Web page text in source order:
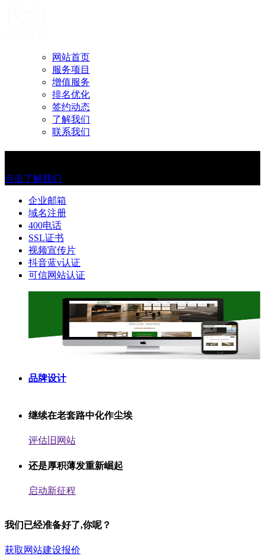
网站首页
服务项目
增值服务
排名优化
签约动态
了解我们
联系我们
点击了解我们
企业邮箱
域名注册
400电话
SSL证书
视频宣传片
抖音蓝v认证
可信网站认证
品牌设计
继续在老套路中化作尘埃
评估旧网站
还是厚积薄发重新崛起
启动新征程
我们已经准备好了,你呢？
获取网站建设报价